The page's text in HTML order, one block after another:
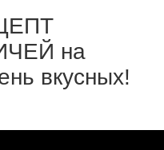
на
вкусных!